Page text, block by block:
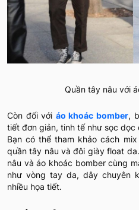
Quần tây nâu với
Còn đối với áo khoác bomber,
tiết đơn giản, tinh tế như sọc
Bạn có thể tham khảo cách
quần tây nâu và đôi giày float
nâu và áo khoác bomber cùng
như vòng tay da, dây chuyên
nhiều họa tiết.